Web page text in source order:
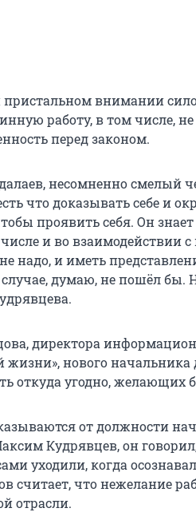
пристальном внимании
работу, в том числе,
перед законом.
несомненно смелый
что доказывать себе и
проявить себя. Он
и во взаимодействии
надо, и иметь
думаю, не пошёл бы.
директора
жизни», нового начальника
откуда угодно, желающих
от должности
Кудрявцев, он
уходили, когда
считает, что нежелание
отрасли.